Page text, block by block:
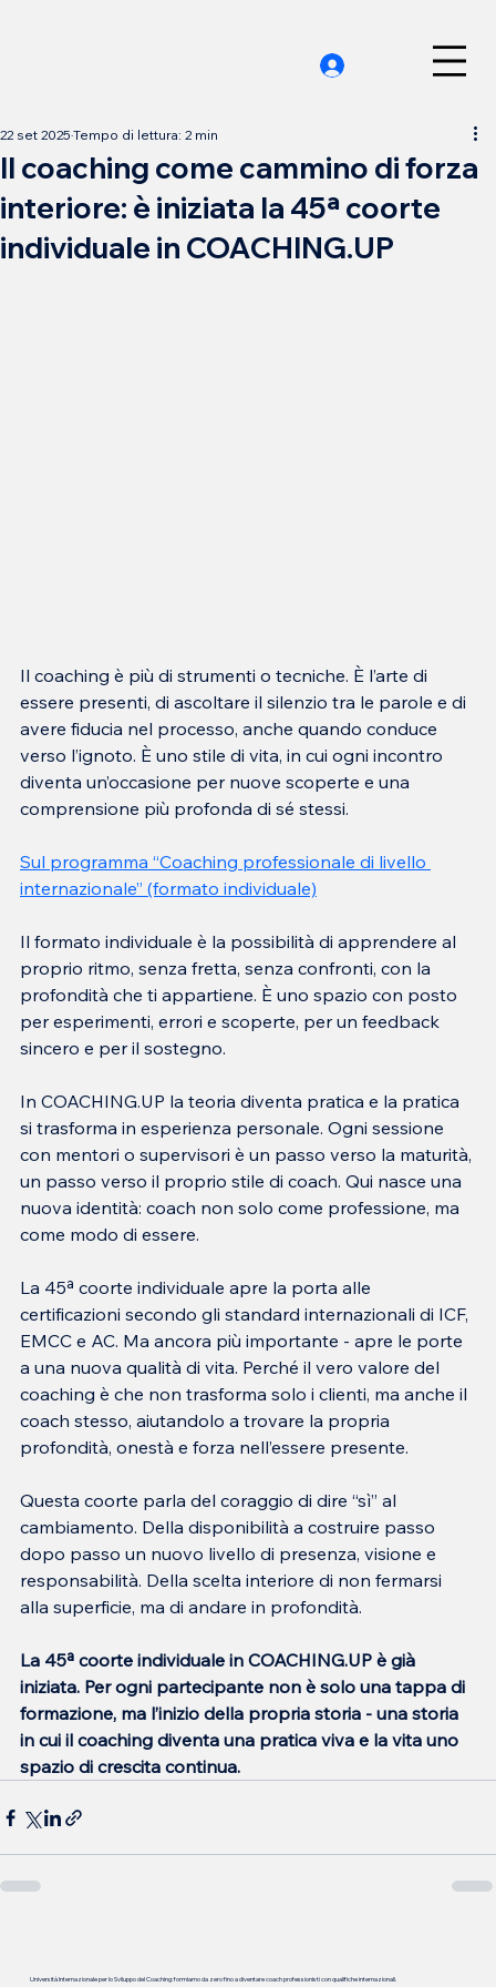
Il coaching come cammino di forza
interiore: è iniziata la 45ª coorte
individuale in COACHING.UP
22 set 2025 Tempo di lettura: 2 min
Il coaching è più di strumenti o tecniche. È l’arte di
essere presenti, di ascoltare il silenzio tra le parole e di
avere fiducia nel processo, anche quando conduce
verso l’ignoto. È uno stile di vita, in cui ogni incontro
diventa un’occasione per nuove scoperte e una
comprensione più profonda di sé stessi.
Sul programma “Coaching professionale di livello
internazionale” (formato individuale)
Il formato individuale è la possibilità di apprendere al
proprio ritmo, senza fretta, senza confronti, con la
profondità che ti appartiene. È uno spazio con posto
per esperimenti, errori e scoperte, per un feedback
sincero e per il sostegno.
In COACHING.UP la teoria diventa pratica e la pratica
si trasforma in esperienza personale. Ogni sessione
con mentori o supervisori è un passo verso la maturità,
un passo verso il proprio stile di coach. Qui nasce una
nuova identità: coach non solo come professione, ma
come modo di essere.
La 45ª coorte individuale apre la porta alle
certificazioni secondo gli standard internazionali di ICF,
EMCC e AC. Ma ancora più importante - apre le porte
a una nuova qualità di vita. Perché il vero valore del
coaching è che non trasforma solo i clienti, ma anche il
coach stesso, aiutandolo a trovare la propria
profondità, onestà e forza nell’essere presente.
Questa coorte parla del coraggio di dire “sì” al
cambiamento. Della disponibilità a costruire passo
dopo passo un nuovo livello di presenza, visione e
responsabilità. Della scelta interiore di non fermarsi
alla superficie, ma di andare in profondità.
La 45ª coorte individuale in COACHING.UP è già
iniziata. Per ogni partecipante non è solo una tappa di
formazione, ma l’inizio della propria storia - una storia
in cui il coaching diventa una pratica viva e la vita uno
spazio di crescita continua.
Università Internazionale per lo Sviluppo del Coaching: formiamo da zero fino a diventare coach professionisti con qualifiche internazionali.